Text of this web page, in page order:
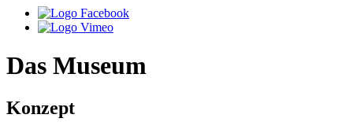
Das Museum
Konzept